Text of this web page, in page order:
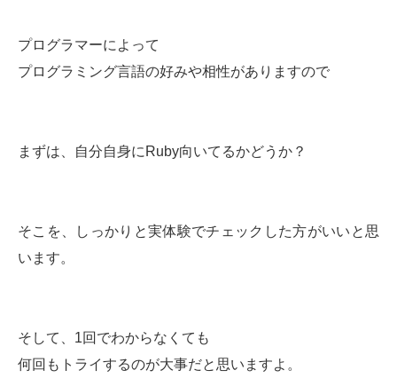
プログラマーによって
プログラミング言語の好みや相性がありますので
まずは、自分自身にRuby向いてるかどうか？
そこを、しっかりと実体験でチェックした方がいいと思
います。
そして、1回でわからなくても
何回もトライするのが大事だと思いますよ。